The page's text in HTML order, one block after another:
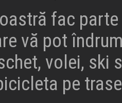
fac
vă pot
volei, ski
pe